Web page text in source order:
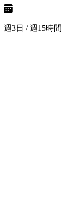
週3日 / 週15時間